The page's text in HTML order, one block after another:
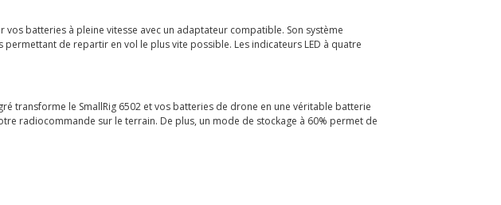
batteries à pleine vitesse avec un adaptateur compatible. Son système
de repartir en vol le plus vite possible. Les indicateurs LED à quatre
transforme le SmallRig 6502 et vos batteries de drone en une véritable batterie
radiocommande sur le terrain. De plus, un mode de stockage à 60% permet de